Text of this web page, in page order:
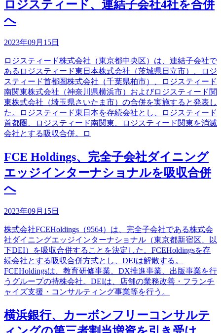
ロジスティード、連結子会社4社を合併
へ
2023年09月15日
ロジスティード株式会社（東京都中央区）は、連結子会社で
あるロジスティード東日本株式会社（茨城県日立市）、ロジ
スティード首都圏株式会社（千葉県柏市）、ロジスティード
南関東株式会社（神奈川県横浜市）およびロジスティード関
東株式会社（埼玉県さいたま市）の合併を実施すると発表し
た。ロジスティード東日本を存続会社とし、ロジスティード
首都圏、ロジスティード南関東、ロジスティード関東を消滅
会社とする吸収合併。ロ
FCE Holdings、完全子会社ダイニング
エッジインターナショナルを吸収合併
へ
2023年09月15日
株式会社FCEHoldings（9564）は、完全子会社である株式会
社ダイニングエッジインターナショナル（東京都新宿区、以
下DEI）を吸収合併することを決定した。FCEHoldingsを存
続会社とする吸収合併方式とし、DEIは解散する。
FCEHoldingsは、教育研修事業、DX推進事業、出版事業を行
うグループの持株会社。DEIは、店舗の業務改善・フランチ
ャイズ支援・コンサルティング事業等を行う。
横浜銀行、カーボンフリーコンサルテ